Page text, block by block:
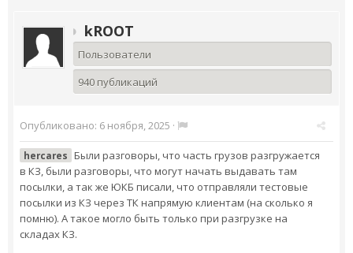
kROOT
Пользователи
940 публикаций
Опубликовано: 6 ноября, 2025 ·
hercares Были разговоры, что часть грузов разгружается
в КЗ, были разговоры, что могут начать выдавать там
посылки, а так же ЮКБ писали, что отправляли тестовые
посылки из КЗ через ТК напрямую клиентам (на сколько я
помню). А такое могло быть только при разгрузке на
складах КЗ.